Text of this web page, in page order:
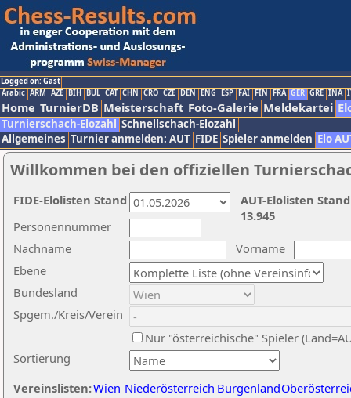
Logged on: Gast
Arabic ARM AZE BIH BUL CAT CHN CRO CZE DEN ENG ESP FAI FIN FRA GER GRE INA
Home TurnierDB Meisterschaft Foto-Galerie Meldekartei
Turnierschach-Elozahl Schnellschach-Elozahl
Allgemeines Turnier anmelden: AUT FIDE Spieler anmelden Elo
Willkommen bei den offiziellen
Nachname
Vorname
Ebene
Sortierung
Personennummer
Bundesland
Spgem./Kreis/Verein
Nur "österreichische" Spieler
Vereinslisten:Wien Niederösterreich Burgenland
AUT-Elolisten
13.945
FIDE-Elolisten Stand